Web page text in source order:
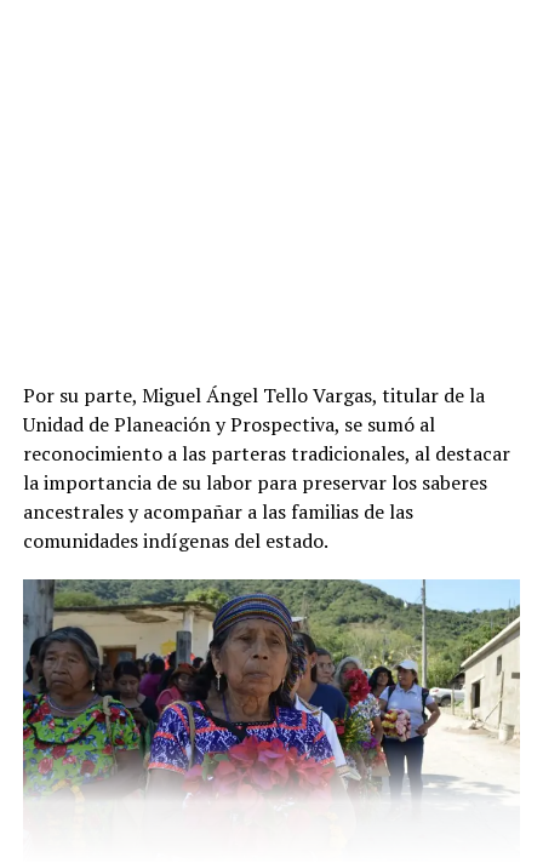
Por su parte, Miguel Ángel Tello Vargas, titular de la
Unidad de Planeación y Prospectiva, se sumó al
reconocimiento a las parteras tradicionales, al destacar
la importancia de su labor para preservar los saberes
ancestrales y acompañar a las familias de las
comunidades indígenas del estado.